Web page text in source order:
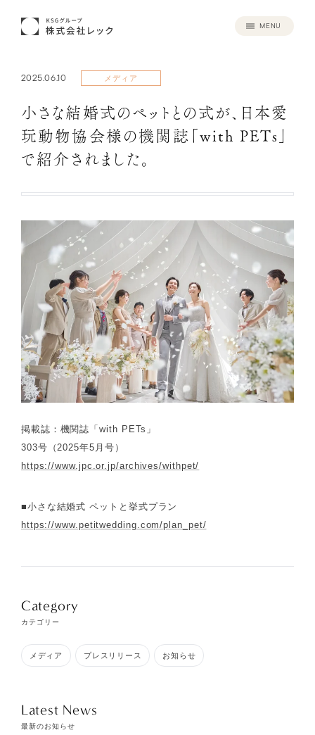
MENU
2025.06.10 メディア
小さな結婚式のペットとの式が、日本愛
玩動物協会様の機関誌「with PETs」
で紹介されました。
掲載誌：機関誌「with PETs」
303号（2025年5月号）
https://www.jpc.or.jp/archives/withpet/
■小さな結婚式 ペットと挙式プラン
https://www.petitwedding.com/plan_pet/
Category
カテゴリー
メディア プレスリリース お知らせ
Latest News
最新のお知らせ